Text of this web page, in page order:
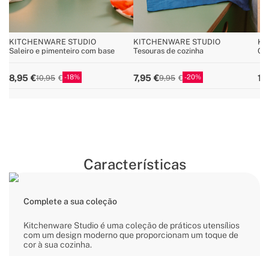
KITCHENWARE STUDIO
Saleiro e pimenteiro com base
8,95 10,95 18
KITCHENWARE STUDIO
Tesouras de cozinha
7,95 9,95 20
Características
Complete a sua coleção
Kitchenware Studio é uma coleção de práticos utensílios
com um design moderno que proporcionam um toque de
cor à sua cozinha.